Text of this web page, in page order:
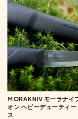
MORAKNIV モーラナイ
オン ヘビーデューティー
ス